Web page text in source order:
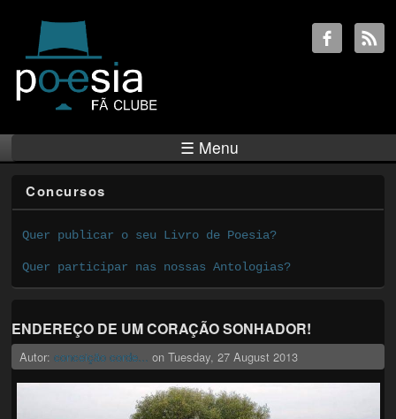
☰ Menu
Concursos
Quer publicar o seu Livro de Poesia?
Quer participar nas nossas Antologias?
ENDEREÇO DE UM CORAÇÃO SONHADOR!
Autor:conceição corde... onTuesday, 27 August 2013